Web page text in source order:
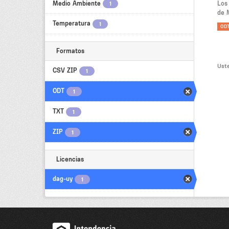
Medio Ambiente 1
Temperatura 1
Formatos
CSV ZIP 1
ODT 1
TXT 1
ZIP 1
Licencias
dag-uy 1
de
ODT